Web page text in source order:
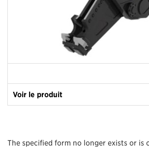
Voir le produit
The specified form no longer exists or is